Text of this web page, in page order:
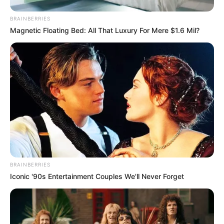
κατέληξαν με δύναμη πάνω στα προστατευτικά
κάγκελα της εγκατάστασης, προκαλώντας σοκ
στους υπόλοιπους παρευρισκόμενους.
BRAINBERRIES
Magnetic Floating Bed: All That Luxury For Mere $1.6 Mil?
BRAINBERRIES
Iconic '90s Entertainment Couples We'll Never Forget